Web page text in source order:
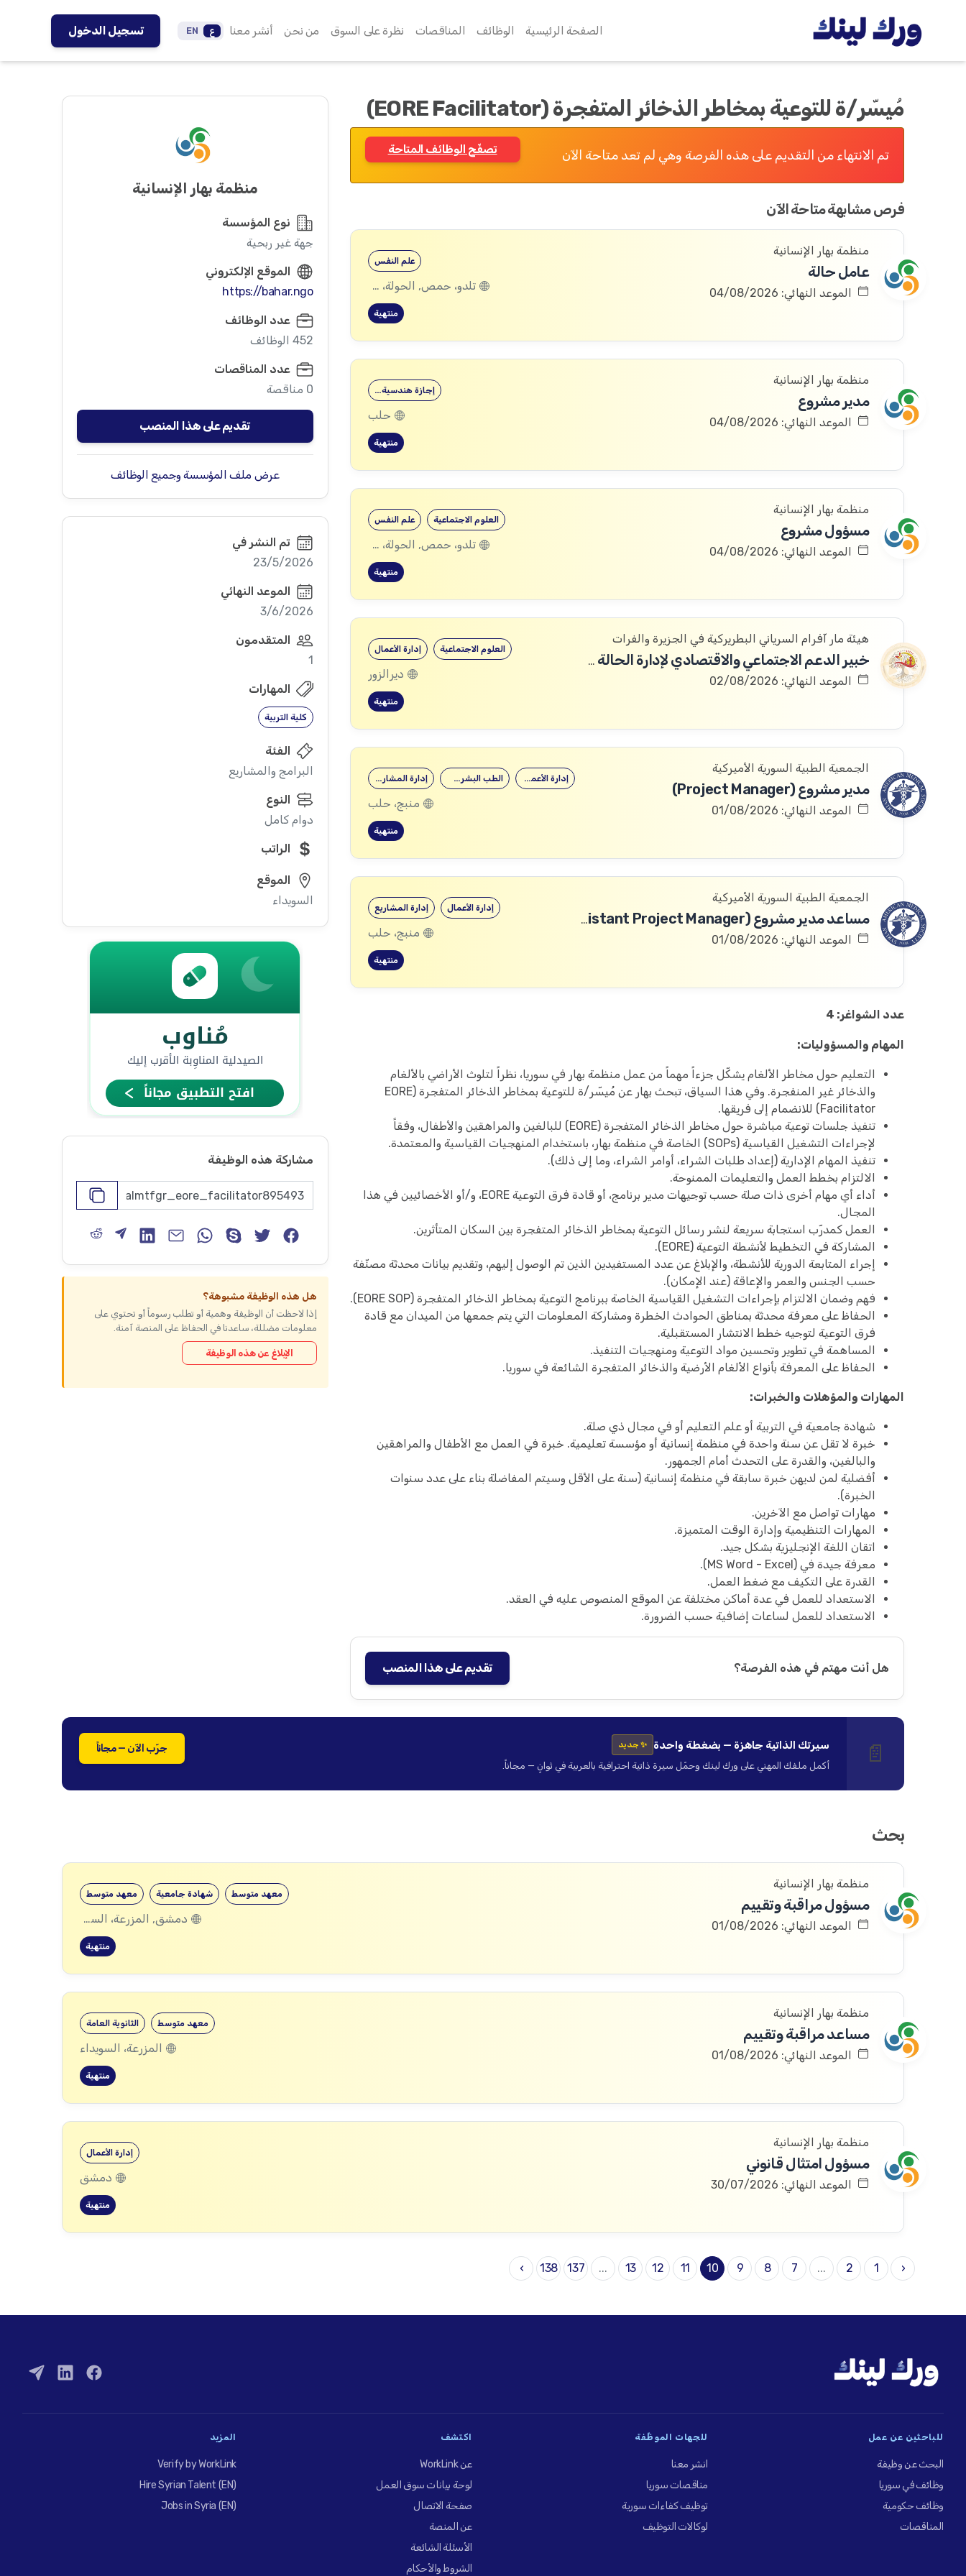
الصفحة الرئيسية الوظائف المناقصات نظرة على السوق من نحن أنشر معنا ع EN تسجيل الدخول
مُيسّر/ة للتوعية بمخاطر الذخائر المتفجرة (EORE Facilitator)
تم الانتهاء من التقديم على هذه الفرصة وهي لم تعد متاحة الآن تصفّح الوظائف المتاحة
فرص مشابهة متاحة الآن
منظمة بهار الإنسانية
عامل حالة
الموعد النهائي: 04/08/2026
علم النفس
تلدو، حمص, الحولة، حمص
منتهية
منظمة بهار الإنسانية
مدير مشروع
الموعد النهائي: 04/08/2026
إجازة هندسية…
حلب
منتهية
منظمة بهار الإنسانية
مسؤول مشروع
الموعد النهائي: 04/08/2026
علم النفس العلوم الاجتماعية
تلدو، حمص, الحولة، حمص
منتهية
هيئة مار آفرام السرياني البطريركية في الجزيرة والفرات
خبير الدعم الاجتماعي والاقتصادي لإدارة الحالة وإعادة الإدماج / Business Mentor / Case Management Socio-Economic Reintegration Specialist
الموعد النهائي: 02/08/2026
إدارة الأعمال العلوم الاجتماعية
ديرالزور
منتهية
الجمعية الطبية السورية الأميركية
مدير مشروع (Project Manager)
الموعد النهائي: 01/08/2026
إدارة المشاريع الطب البشري… إدارة الأعمال
منبج، حلب
منتهية
الجمعية الطبية السورية الأميركية
مساعد مدير مشروع (Assistant Project Manager)
الموعد النهائي: 01/08/2026
إدارة المشاريع إدارة الأعمال
منبج، حلب
منتهية
عدد الشواغر: 4
المهام والمسؤوليات:
التعليم حول مخاطر الألغام يشكّل جزءاً مهماً من عمل منظمة بهار في سوريا، نظراً لتلوث الأراضي بالألغام
والذخائر غير المنفجرة. وفي هذا السياق، تبحث بهار عن مُيسّر/ة للتوعية بمخاطر الذخائر المتفجرة (EORE
Facilitator) للانضمام إلى فريقها.
تنفيذ جلسات توعية مباشرة حول مخاطر الذخائر المتفجرة (EORE) للبالغين والمراهقين والأطفال، وفقاً
لإجراءات التشغيل القياسية (SOPs) الخاصة في منظمة بهار، باستخدام المنهجيات القياسية والمعتمدة.
تنفيذ المهام الإدارية (إعداد طلبات الشراء، أوامر الشراء، وما إلى ذلك).
الالتزام بخطط العمل والتعليمات الممنوحة.
أداء أي مهام أخرى ذات صلة حسب توجيهات مدير برنامج، أو قادة فرق التوعية EORE، و/أو الأخصائيين في هذا
المجال.
العمل كمدرّب استجابة سريعة لنشر رسائل التوعية بمخاطر الذخائر المتفجرة بين السكان المتأثرين.
المشاركة في التخطيط لأنشطة التوعية (EORE).
إجراء المتابعة الدورية للأنشطة، والإبلاغ عن عدد المستفيدين الذين تم الوصول إليهم، وتقديم بيانات محدثة مصنّفة
حسب الجنس والعمر والإعاقة (عند الإمكان).
فهم وضمان الالتزام بإجراءات التشغيل القياسية الخاصة ببرنامج التوعية بمخاطر الذخائر المتفجرة (EORE SOP).
الحفاظ على معرفة محدثة بمناطق الحوادث الخطرة ومشاركة المعلومات التي يتم جمعها من الميدان مع قادة
فرق التوعية لتوجيه خطط الانتشار المستقبلية.
المساهمة في تطوير وتحسين مواد التوعية ومنهجيات التنفيذ.
الحفاظ على المعرفة بأنواع الألغام الأرضية والذخائر المتفجرة الشائعة في سوريا.
المهارات والمؤهلات والخبرات:
شهادة جامعية في التربية أو علم التعليم أو في مجال ذي صلة.
خبرة لا تقل عن سنة واحدة في منظمة إنسانية أو مؤسسة تعليمية. خبرة في العمل مع الأطفال والمراهقين
والبالغين، والقدرة على التحدث أمام الجمهور.
أفضلية لمن لديهن خبرة سابقة في منظمة إنسانية (سنة على الأقل وسيتم المفاضلة بناء على عدد سنوات
الخبرة).
مهارات تواصل مع الآخرين.
المهارات التنظيمية وإدارة الوقت المتميزة.
اتقان اللغة الإنجليزية بشكل جيد.
معرفة جيدة في (MS Word - Excel).
القدرة على التكيف مع ضغط العمل.
الاستعداد للعمل في عدة أماكن مختلفة عن الموقع المنصوص عليه في العقد.
الاستعداد للعمل لساعات إضافية حسب الضرورة.
هل أنت مهتم في هذه الفرصة؟ تقديم على هذا المنصب
منظمة بهار الإنسانية
نوع المؤسسة
جهة غير ربحية
الموقع الإلكتروني
https://bahar.ngo
عدد الوظائف
452 الوظائف
عدد المناقصات
0 مناقصة
تقديم على هذا المنصب
عرض ملف المؤسسة وجميع الوظائف
تم النشر في
23/5/2026
الموعد النهائي
3/6/2026
المتقدمون
1
المهارات
كلية التربية
الفئة
البرامج والمشاريع
النوع
دوام كامل
الراتب
الموقع
السويداء
مشاركة هذه الوظيفة
هل هذه الوظيفة مشبوهة؟
إذا لاحظت أن الوظيفة وهمية أو تطلب رسوماً أو تحتوي على
معلومات مضللة، ساعدنا في الحفاظ على المنصة آمنة.
الإبلاغ عن هذه الوظيفة
📄 سيرتك الذاتية جاهزة — بضغطة واحدة ✨ جديد
أكمل ملفك المهني على ورك لينك وحمّل سيرة ذاتية احترافية بالعربية في ثوانٍ — مجاناً.
جرّب الآن — مجاناً
بحث
منظمة بهار الإنسانية
مسؤول مراقبة وتقييم
الموعد النهائي: 01/08/2026
معهد متوسط شهادة جامعية معهد متوسط
دمشق, المزرعة، السويداء
منتهية
منظمة بهار الإنسانية
مساعد مراقبة وتقييم
الموعد النهائي: 01/08/2026
الثانوية العامة معهد متوسط
المزرعة، السويداء
منتهية
منظمة بهار الإنسانية
مسؤول امتثال قانوني
الموعد النهائي: 30/07/2026
إدارة الأعمال
دمشق
منتهية
‹
1
2
...
7
8
9
10
11
12
13
...
137
138
›
للباحثين عن عمل
البحث عن وظيفة
وظائف في سوريا
وظائف حكومية
المناقصات
للجهات الموظِّفة
انشر معنا
مناقصات سوريا
توظيف كفاءات سورية
لوكالات التوظيف
اكتشف
عن WorkLink
لوحة بيانات سوق العمل
صفحة الاتصال
عن المنصة
الأسئلة الشائعة
الشروط والأحكام
المزيد
Verify by WorkLink
Hire Syrian Talent (EN)
Jobs in Syria (EN)